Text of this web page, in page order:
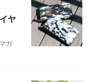
ヤ
ガ